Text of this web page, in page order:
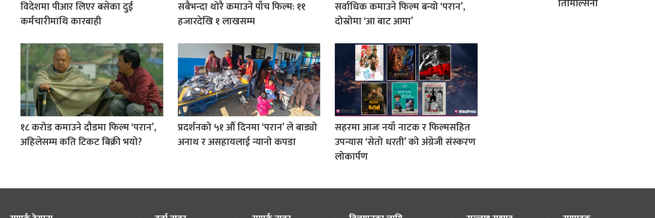
विदेशमा पीआर लिएर बसेका दुई
कर्मचारीमाथि कारबाही
सबैभन्दा थोरै कमाउने पाँच फिल्म: ११
हजारदेखि १ लाखसम्म
सर्वाधिक कमाउने फिल्म बन्यो ‘परान’,
दोस्रोमा ‘आ बाट आमा’
१८ करोड कमाउने दौडमा फिल्म ‘परान’,
अहिलेसम्म कति टिकट बिक्री भयो?
प्रदर्शनको ५१ औं दिनमा ‘परान’ ले बाड्यो
अनाथ र असहायलाई न्यानो कपडा
सहरमा आजः नयाँ नाटक र फिल्मसहित
उपन्यास ‘सेतो धरती’ को अंग्रेजी संस्करण
लोकार्पण